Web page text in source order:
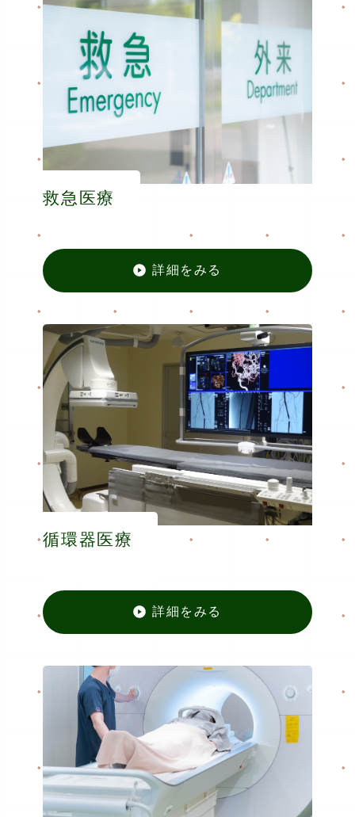
救急医療
詳細をみる
循環器医療
詳細をみる